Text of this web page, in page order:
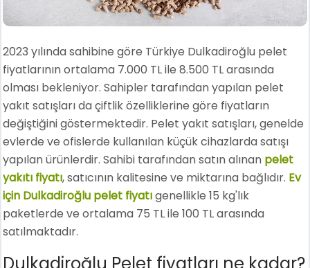
2023 yılında sahibine göre Türkiye Dulkadiroğlu pelet
fiyatlarının ortalama 7.000 TL ile 8.500 TL arasında
olması bekleniyor. Sahipler tarafından yapılan pelet
yakıt satışları da çiftlik özelliklerine göre fiyatların
değiştiğini göstermektedir. Pelet yakıt satışları, genelde
evlerde ve ofislerde kullanılan küçük cihazlarda satışı
yapılan ürünlerdir. Sahibi tarafından satın alınan pelet
yakıtı fiyatı, satıcının kalitesine ve miktarına bağlıdır. Ev
için Dulkadiroğlu pelet fiyatıgenellikle 15 kg'lık
paketlerde ve ortalama 75 TL ile 100 TL arasında
satılmaktadır.
Dulkadiroğlu Pelet fiyatları ne kadar?